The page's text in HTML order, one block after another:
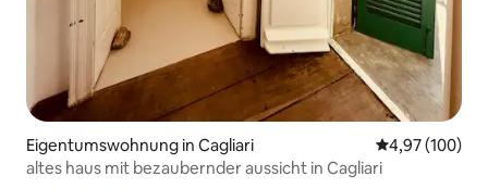
Eigentumswohnung in Cagliari
4,97 (100)
altes haus mit bezaubernder aussicht in Cagliari